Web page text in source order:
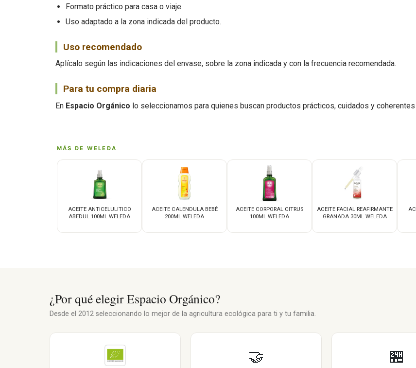
Formato práctico para casa o viaje.
Uso adaptado a la zona indicada del producto.
Uso recomendado
Aplícalo según las indicaciones del envase, sobre la zona indicada y con la frecuencia recomendada.
Para tu compra diaria
En Espacio Orgánico lo seleccionamos para quienes buscan productos prácticos, cuidados y
MÁS DE WELEDA
ACEITE ANTICELULITICO
ABEDUL 100ML WELEDA
ACEITE CALENDULA BEBÉ
200ML WELEDA
ACEITE CORPORAL CITRUS
100ML WELEDA
ACEITE FACIAL REAFIRMANTE
GRANADA 30ML WELEDA
¿Por qué elegir Espacio Orgánico?
Desde el 2012 seleccionando lo mejor de la agricultura ecológica para ti y tu familia.
🤝 🏪